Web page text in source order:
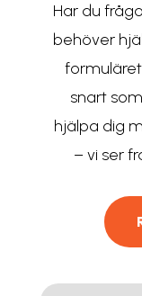
Har du
behöver
snart
hjälpa dig
– vi ser